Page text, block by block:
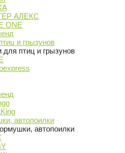
АЛЕКС
ONE
и грызунов
для птиц и грызунов
автопоилки
автопоилки